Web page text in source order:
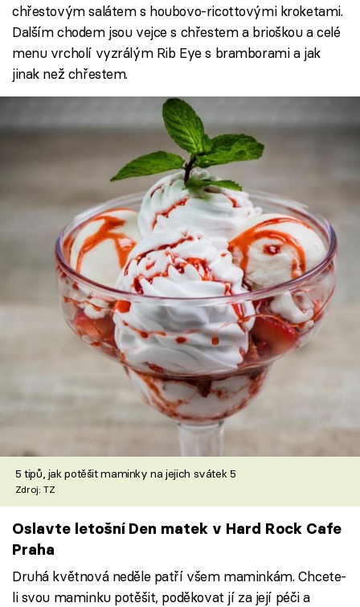
chřestovým salátem s houbovo-ricottovými kroketami.
Dalším chodem jsou vejce s chřestem a brioškou a celé
menu vrcholí vyzrálým Rib Eye s bramborami a jak
jinak než chřestem.
5 tipů, jak potěšit maminky na jejich svátek 5
Zdroj: TZ
Oslavte letošní Den matek v Hard Rock Cafe
Praha
Druhá květnová neděle patří všem maminkám. Chcete-
li svou maminku potěšit, poděkovat jí za její péči a